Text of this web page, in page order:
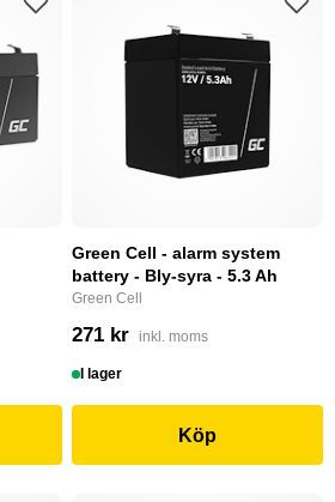
Green Cell - alarm system
battery - Bly-syra - 5.3 Ah
Green Cell
271 kr inkl. moms
I lager
Köp